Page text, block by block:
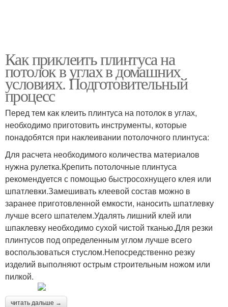
Как приклеить плинтуса на
потолок в углах в домашних
условиях. Подготовительный
процесс
Перед тем как клеить плинтуса на потолок в углах,
необходимо приготовить инструменты, которые
понадобятся при наклеивании потолочного плинтуса:
Для расчета необходимого количества материалов
нужна рулетка.Крепить потолочные плинтуса
рекомендуется с помощью быстросохнущего клея или
шпатлевки.Замешивать клеевой состав можно в
заранее приготовленной емкости, наносить шпатлевку
лучше всего шпателем.Удалять лишний клей или
шпаклевку необходимо сухой чистой тканью.Для резки
плинтусов под определенным углом лучше всего
воспользоваться стуслом.Непосредственно резку
изделий выполняют острым строительным ножом или
пилкой.
читать дальше →